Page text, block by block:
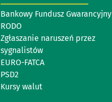
Bankowy Fundusz Gwarancyjny
RODO
Zgłaszanie naruszeń przez
sygnalistów
EURO-FATCA
PSD2
Kursy walut